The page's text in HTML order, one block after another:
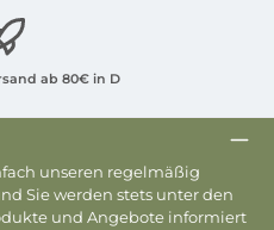
ab 80€ in D
unseren regelmäßig
Sie werden stets unter den
und Angebote informiert